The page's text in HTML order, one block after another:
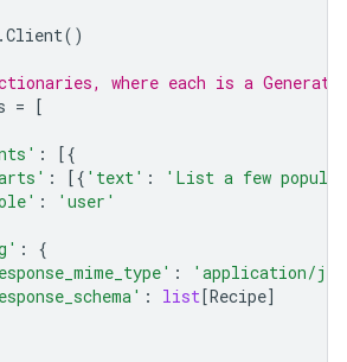
.Client()
where each is a
= [
:
[{
: [{ 'text' :
'List a few
:
'user'
:
{
:
'application/
: list[Recipe]